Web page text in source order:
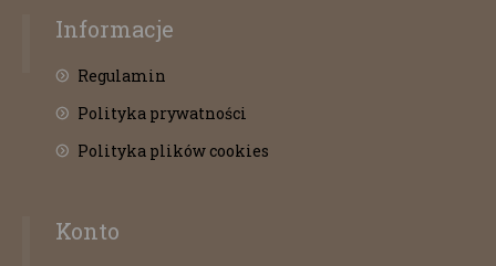
Informacje
Regulamin
Polityka prywatności
Polityka plików cookies
Konto